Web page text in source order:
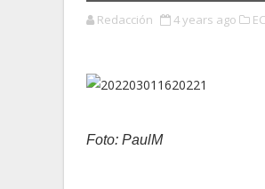
Redacción 4 years ago
Foto: PaulM